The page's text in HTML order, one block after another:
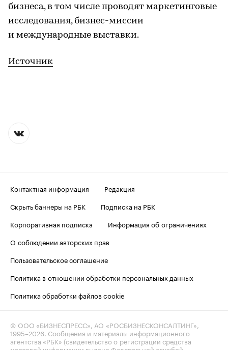
бизнеса, в том числе проводят маркетинговые
исследования, бизнес-миссии
и международные выставки.
Источник
Контактная информация
Редакция
Скрыть баннеры на РБК
Подписка на РБК
Корпоративная подписка
Информация об ограничениях
О соблюдении авторских прав
Пользовательское соглашение
Политика в отношении обработки персональных данных
Политика обработки файлов cookie
© ООО «БИЗНЕСПРЕСС», АО «РОСБИЗНЕСКОНСАЛТИНГ»,
1995–2026. Сообщения и материалы информационного
агентства «РБК» (свидетельство о регистрации средства